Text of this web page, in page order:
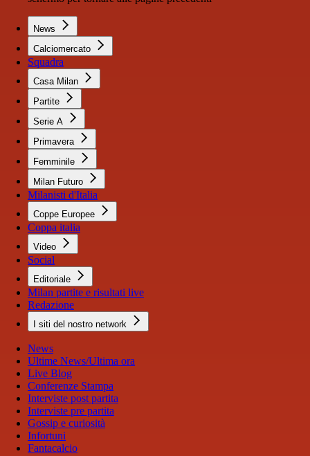
News
Calciomercato
Squadra
Casa Milan
Partite
Serie A
Primavera
Femminile
Milan Futuro
Milanisti d'Italia
Coppe Europee
Coppa italia
Video
Social
Editoriale
Milan partite e risultati live
Redazione
I siti del nostro network
News
Ultime News/Ultima ora
Live Blog
Conferenze Stampa
Interviste post partita
Interviste pre partita
Gossip e curiosità
Infortuni
Fantacalcio